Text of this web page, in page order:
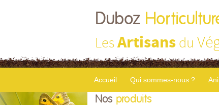
Duboz
LesArtisans du
Accueil Qui sommes-nous ?
Nos produits